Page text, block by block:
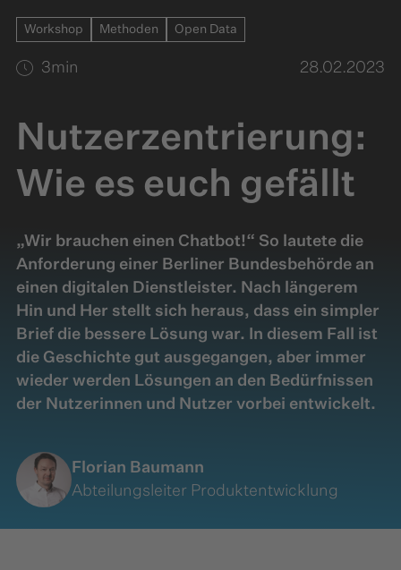
Workshop Methoden Open Data
3min 28.02.2023
Nutzerzentrierung:
Wie es euch gefällt
„Wir brauchen einen Chatbot!“ So lautete die
Anforderung einer Berliner Bundesbehörde an
einen digitalen Dienstleister. Nach längerem
Hin und Her stellt sich heraus, dass ein simpler
Brief die bessere Lösung war. In diesem Fall ist
die Geschichte gut ausgegangen, aber immer
wieder werden Lösungen an den Bedürfnissen
der Nutzerinnen und Nutzer vorbei entwickelt.
Florian Baumann
Abteilungsleiter Produktentwicklung